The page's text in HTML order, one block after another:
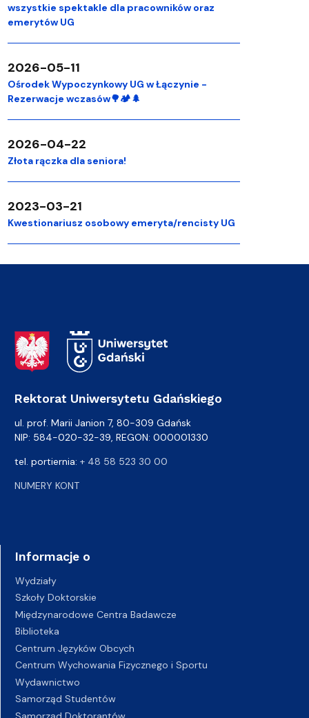
wszystkie spektakle dla pracowników oraz
emerytów UG
2026-05-11
Ośrodek Wypoczynkowy UG w Łączynie -
Rezerwacje wczasów🌳🏕️🌲
2026-04-22
Złota rączka dla seniora!
2023-03-21
Kwestionariusz osobowy emeryta/rencisty UG
Adres Rektoratu
Rektorat Uniwersytetu Gdańskiego
ul. prof. Marii Janion 7, 80-309 Gdańsk
NIP: 584-020-32-39, REGON: 000001330
tel. portiernia: + 48 58 523 30 00
NUMERY KONT
Informacje o
Wydziały
Szkoły Doktorskie
Międzynarodowe Centra Badawcze
Biblioteka
Centrum Języków Obcych
Centrum Wychowania Fizycznego i Sportu
Wydawnictwo
Samorząd Studentów